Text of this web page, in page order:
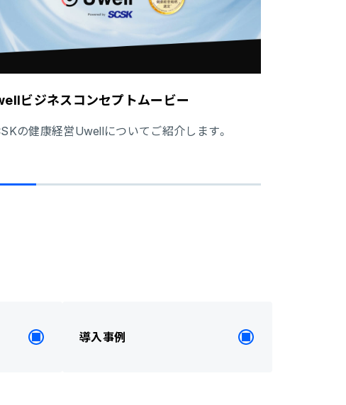
ビジネスコンセプトムービー
の健康経営Uwellについてご紹介します。
導入事例